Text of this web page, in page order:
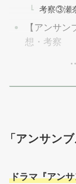
考察③瀬
【アンサ
想・考察
「アンサン
ドラマ『アン